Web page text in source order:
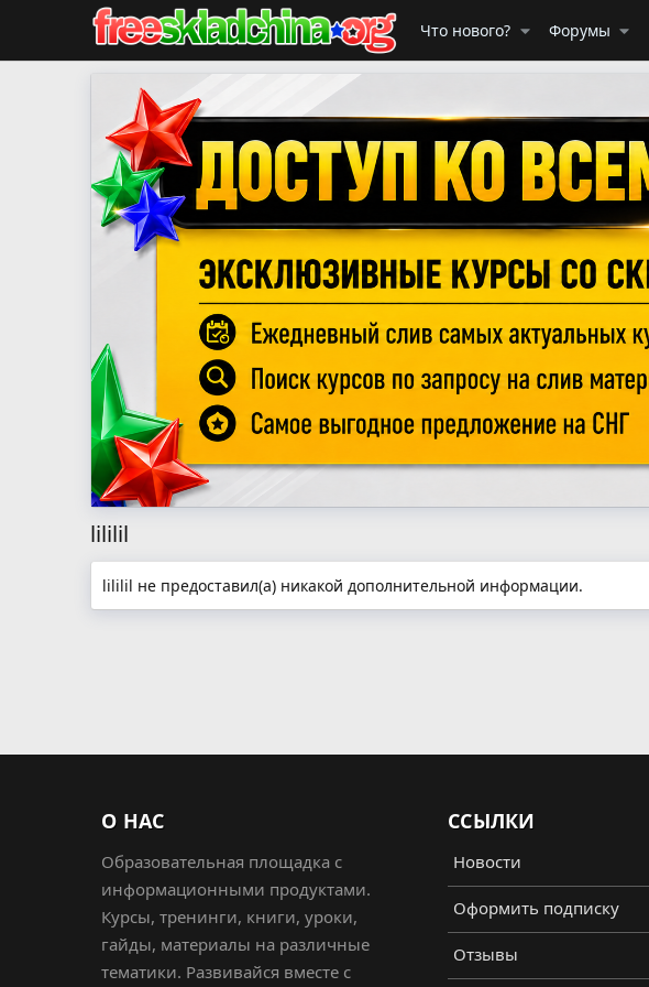
Что нового? Форумы
lililil
lililil не предоставил(а) никакой дополнительной информации.
О НАС
Образовательная площадка с
информационными продуктами.
Курсы, тренинги, книги, уроки,
гайды, материалы на различные
тематики. Развивайся вместе с
ССЫЛКИ
Новости
Оформить подписку
Отзывы